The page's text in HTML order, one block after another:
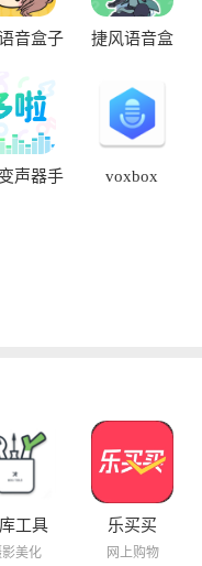
式，让用户可以在游戏
大地增加彼此的互动趣
音盒子 捷风语音盒
声器手
voxbox
工具
美化
乐买买
网上购物